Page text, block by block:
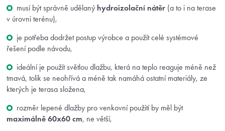
musí být správně udělaný hydroizolační nátěr (a to i na terase
v úrovni terénu),
je potřeba dodržet postup výrobce a použít celé systémové
řešení podle návodu,
ideální je použít světlou dlažbu, která na teplo reaguje méně než
tmavá, tolik se neohřívá a méně tak namáhá ostatní materiály, ze
kterých je terasa složena,
rozměr lepené dlažby pro venkovní použití by měl být
maximálně 60x60 cm, ne větší,